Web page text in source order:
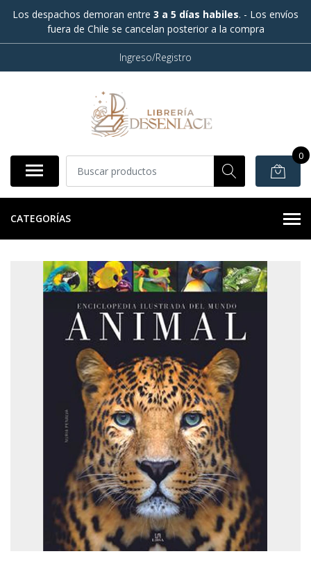
Los despachos demoran entre 3 a 5 días habiles. - Los envíos
fuera de Chile se cancelan posterior a la compra
Ingreso/Registro
0
CATEGORÍAS